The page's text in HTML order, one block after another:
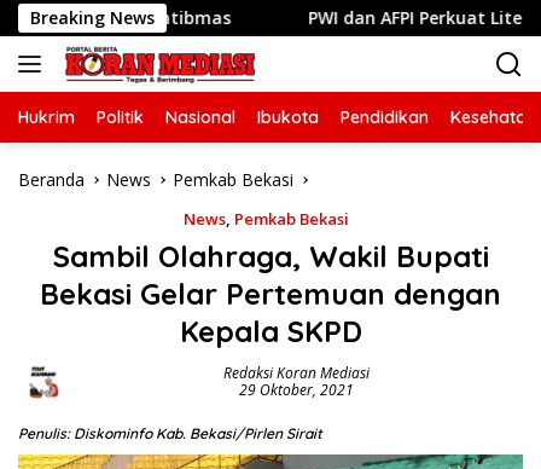
Langsung
ke
konten
Breaking News
Kamtibmas PWI dan AFPI Perkuat Literasi Pindar,
Hukrim Politik Nasional Ibukota Pendidikan Kesehatan
Beranda News Pemkab Bekasi
News, Pemkab Bekasi
Sambil Olahraga, Wakil Bupati
Bekasi Gelar Pertemuan dengan
Kepala SKPD
Redaksi Koran Mediasi
29 Oktober, 2021
Penulis: Diskominfo Kab. Bekasi/Pirlen Sirait